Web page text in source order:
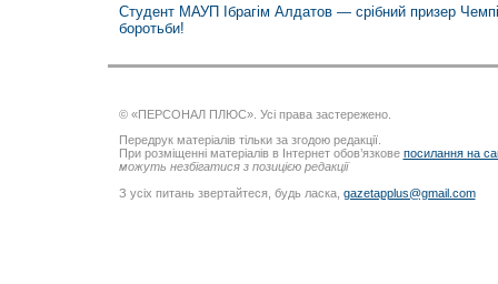
Студент МАУП Ібрагім Алдатов — срібний призер
боротьби!
© «ПЕРСОНАЛ ПЛЮС». Усі права застережено.
Передрук матеріалів тільки за згодою редакції.
При розміщенні матеріалів в Інтернет обов’язкове посилання на
можуть незбігатися з позицією редакції
З усіх питань звертайтеся, будь ласка, gazetapplus@gmail.com